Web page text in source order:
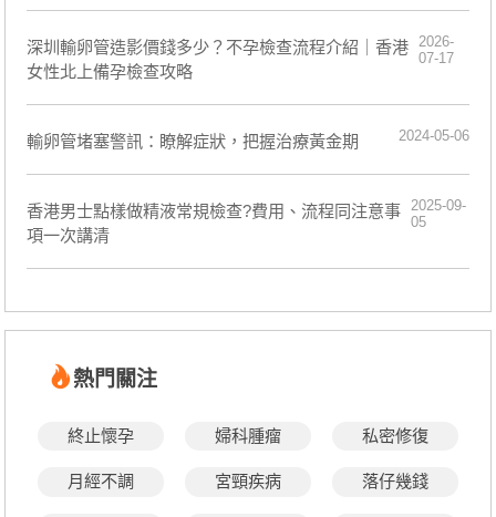
深圳輸卵管造影價錢多少？不孕檢查流程介紹｜香港
女性北上備孕檢查攻略
2026-
07-17
輸卵管堵塞警訊：瞭解症狀，把握治療黃金期 2024-05-06
香港男士點樣做精液常規檢查?費用、流程同注意事
項一次講清
2025-09-
05
熱門關注
終止懷孕 婦科腫瘤 私密修復
月經不調 宮頸疾病 落仔幾錢